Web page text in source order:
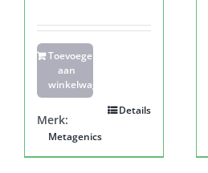
Toevoegen
aan
winkelwagen
Details
Merk:
Metagenics